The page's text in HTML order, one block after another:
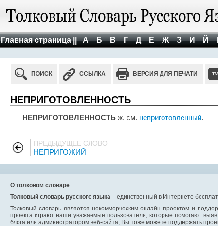
Главная страница || А Б В Г Д Е Ж З И Й
ПОИСК ССЫЛКА ВЕРСИЯ ДЛЯ ПЕЧАТИ
НЕПРИГОТОВЛЕННОСТЬ
НЕПРИГОТОВЛЕННОСТЬ ж. см. неприготовленный.
ПРЕДЫДУЩЕЕ СЛОВО
НЕПРИГОЖИЙ
О толковом словаре
Толковый словарь русского языка – единственный в Интернете
Толковый словарь является некоммерческим онлайн проектом и
проекта играют наши уважаемые пользователи, которые помогают
блога или администратором веб-сайта, Вы тоже можете поддержать